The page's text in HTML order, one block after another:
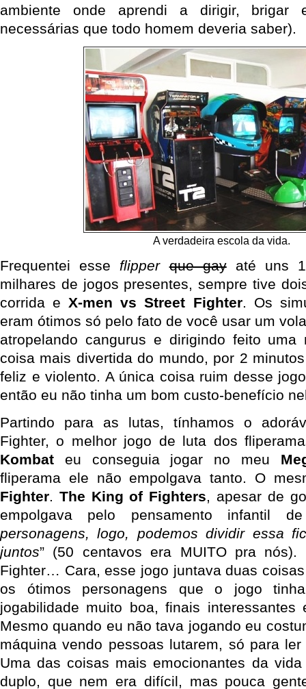
ambiente onde aprendi a dirigir, brigar
necessárias que todo homem deveria saber).
A verdadeira escola da vida.
Frequentei esse flipper que gayaté uns
milhares de jogos presentes, sempre tive
corrida eX-men vs Street Fighter. Os
eram ótimos só pelo fato de você usar um
atropelando cangurus e dirigindo feito
coisa mais divertida do mundo, por 2
feliz e violento. A única coisa ruim desse
então eu não tinha um bom custo-benefício
Partindo para as lutas, tínhamos o
Fighter, o melhor jogo de luta dos
Kombat eu conseguia jogar no meu
fliperama ele não empolgava tanto. O
Fighter. The King of Fighters, apesar de
empolgava pelo pensamento infantil
personagens, logo, podemos dividir essa
juntos” (50 centavos era MUITO pra
Fighter… Cara, esse jogo juntava duas
os ótimos personagens que o jogo
jogabilidade muito boa, finais interessantes
Mesmo quando eu não tava jogando eu
máquina vendo pessoas lutarem, só para
Uma das coisas mais emocionantes da
duplo, que nem era difícil, mas pouca